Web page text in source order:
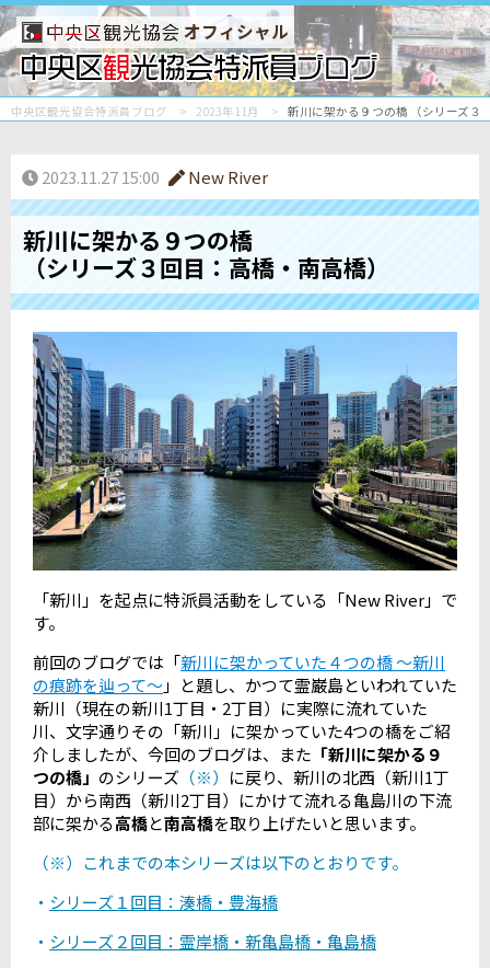
オフィシャル
中央区観光協会特派員ブログ 2023年11月 新川に架かる９つの橋 （シリーズ３
2023.11.27 15:00 New River
新川に架かる９つの橋
（シリーズ３回目：高橋・南高橋）
「新川」を起点に特派員活動をしている「New River」で
す。
前回のブログでは「新川に架かっていた４つの橋 ～新川
の痕跡を辿って～」と題し、かつて霊巌島といわれていた
新川（現在の新川1丁目・2丁目）に実際に流れていた
川、文字通りその「新川」に架かっていた4つの橋をご紹
介しましたが、今回のブログは、また 「新川に架かる９
つの橋」 のシリーズ （※） に戻り、新川の北西（新川1丁
目）から南西（新川2丁目）にかけて流れる亀島川の下流
部に架かる高橋と南高橋を取り上げたいと思います。
（※）これまでの本シリーズは以下のとおりです。
・ シリーズ１回目：湊橋・豊海橋
・ シリーズ２回目：霊岸橋・新亀島橋・亀島橋